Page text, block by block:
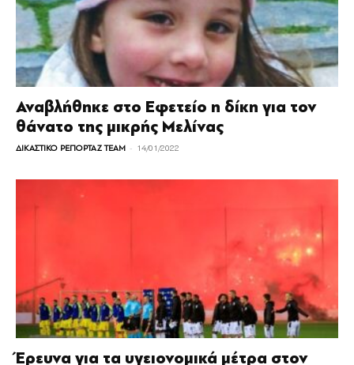
Αναβλήθηκε στο Εφετείο η δίκη για τον
θάνατο της μικρής Μελίνας
ΔΙΚΑΣΤΙΚΟ ΡΕΠΟΡΤΑΖ TEAM - 14/01/2022
Έρευνα για τα υγειονομικά μέτρα στον